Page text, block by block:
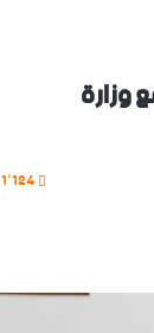
وزارة
1٬124